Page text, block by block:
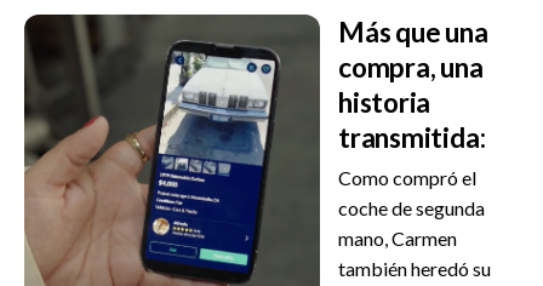
Más que una
compra, una
historia
transmitida:
Como compró el
coche de segunda
mano, Carmen
también heredó su